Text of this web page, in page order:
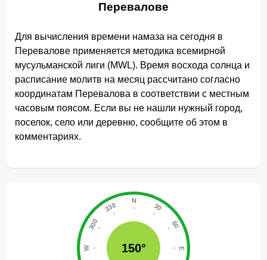
Перевалове
Для вычисления времени намаза на сегодня в
Перевалове применяется методика всемирной
мусульманской лиги (MWL). Время восхода солнца и
расписание молитв на месяц рассчитано согласно
координатам Перевалова в соответствии с местным
часовым поясом. Если вы не нашли нужный город,
поселок, село или деревню, сообщите об этом в
комментариях.
150°